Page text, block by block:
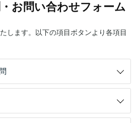
お問い合わせフォーム
します。以下の項目ボタンより各項目